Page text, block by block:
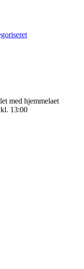
med hjemmelaet
13:00